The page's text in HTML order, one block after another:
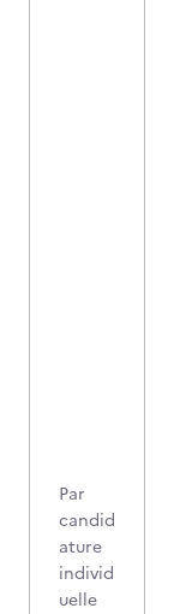
Par
candid
ature
individ
uelle